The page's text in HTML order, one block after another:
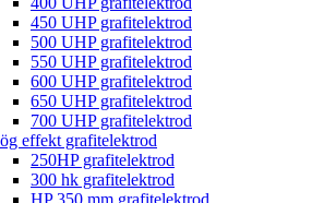
450 UHP grafitelektrod
500 UHP grafitelektrod
550 UHP grafitelektrod
600 UHP grafitelektrod
650 UHP grafitelektrod
700 UHP grafitelektrod
effekt grafitelektrod
250HP grafitelektrod
300 hk grafitelektrod
HP 350 mm grafitelektrod